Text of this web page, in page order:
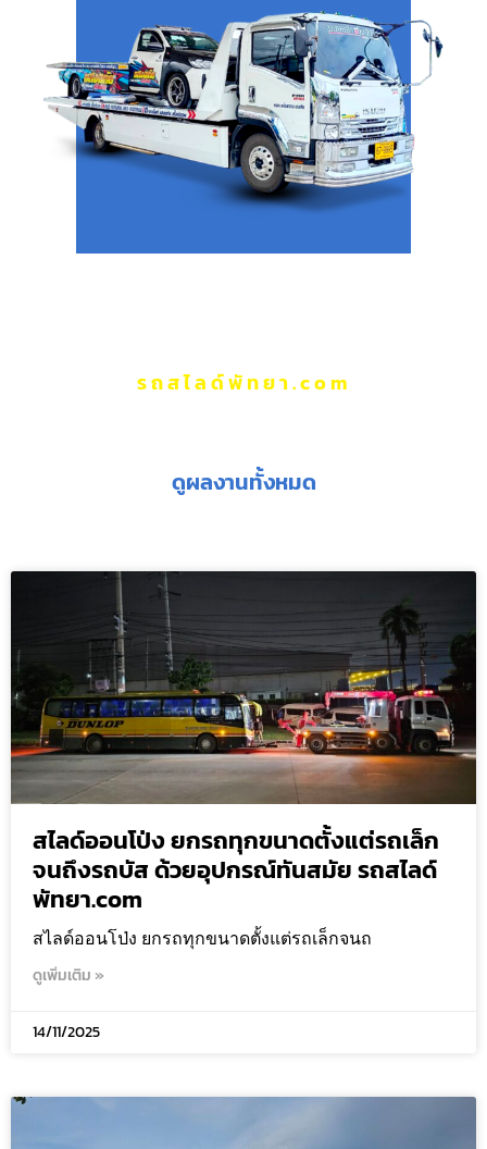
รถสไลด์พัทยา.com
ดูผลงานทั้งหมด
สไลด์ออนโป่ง ยกรถทุกขนาดตั้งแต่รถเล็ก
จนถึงรถบัส ด้วยอุปกรณ์ทันสมัย รถสไลด์
พัทยา.com
สไลด์ออนโป่ง ยกรถทุกขนาดตั้งแต่รถเล็กจนถ
ดูเพิ่มเติม »
14/11/2025